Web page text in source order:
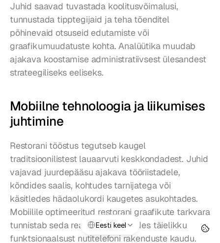
Juhid saavad tuvastada koolitusvõimalusi,
tunnustada tipptegijaid ja teha tõenditel
põhinevaid otsuseid edutamiste või
graafikumuudatuste kohta. Analüütika muudab
ajakava koostamise administratiivsest ülesandest
strateegiliseks eeliseks.
Mobiilne tehnoloogia ja liikumises
juhtimine
Restorani tööstus tegutseb kaugel
traditsioonilistest lauaarvuti keskkondadest. Juhid
vajavad juurdepääsu ajakava tööriistadele,
kõndides saalis, kohtudes tarnijatega või
käsitledes hädaolukordi kaugetes asukohtades.
Mobiilile optimeeritud restorani graafikute tarkvara
tunnistab seda reaalsust, pakkudes täielikku
funktsionaalsust nutitelefoni rakenduste kaudu.
Eesti keel